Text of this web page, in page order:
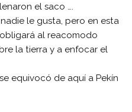
el saco ….
le gusta, pero en esta
al reacomodo
la tierra y a enfocar el
equivocó de aquí a Pekín